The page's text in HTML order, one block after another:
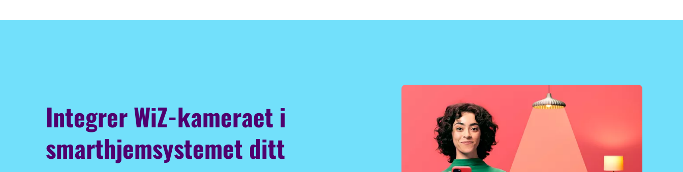
Integrer WiZ-kameraet i
smarthjemsystemet ditt